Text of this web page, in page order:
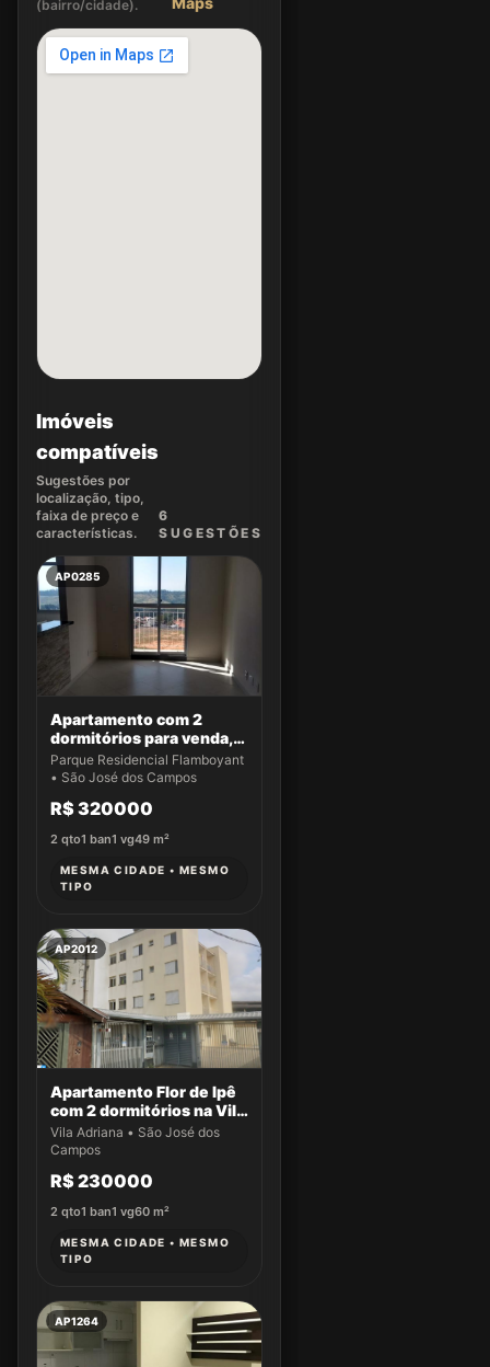
(bairro/cidade).
Imóveis
compatíveis
Sugestões por
localização, tipo,
faixa de preço e
características.
6
SUGEST ÕES
AP0285
Apartamento com 2
dormitórios para venda,
49 m² por R$ 320.000,00
- Parque Residencial
dos Campos/SP
Parque Residencial Flamboyant
• São José dos Campos
R$ 320000
2 qto1 ban1 vg49 m²
MESMA CIDADE • MESMO
TIPO
AP2012
Apartamento Flor de Ipê
com 2 dormitórios na Vila
Adriana
Vila Adriana • São José dos
Campos
R$ 230000
2 qto1 ban1 vg60 m²
MESMA CIDADE • MESMO
TIPO
AP1264